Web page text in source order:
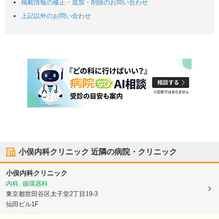
掲載情報の修正・追加・削除のお問い合わせ
上記以外のお問い合わせ
小俣内科クリニック 近隣の病院・クリニック
小俣内科クリニック
内科, 循環器科
東京都世田谷区太子堂2丁目19-3
仙田ビル1F